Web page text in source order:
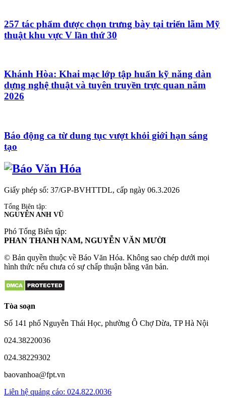
257 tác phẩm được chọn trưng bày tại triển lãm Mỹ
thuật khu vực V lần thứ 30
Khánh Hòa: Khai mạc lớp tập huấn kỹ năng dàn
dựng nghệ thuật và tuyên truyền trực quan năm
2026
Báo động ca từ dung tục vượt khỏi giới hạn sáng
tạo
Giấy phép số: 37/GP-BVHTTDL, cấp ngày 06.3.2026
Tổng Biên tập:
NGUYỄN ANH VŨ
Phó Tổng Biên tập:
PHAN THANH NAM, NGUYỄN VĂN MƯỜI
© Bản quyền thuộc về Báo Văn Hóa. Không sao chép dưới mọi
hình thức nếu chưa có sự chấp thuận bằng văn bản.
Tòa soạn
Số 141 phố Nguyễn Thái Học, phường Ô Chợ Dừa, TP Hà Nội
024.38220036
024.38229302
baovanhoa@fpt.vn
Liên hệ quảng cáo: 024.822.0036